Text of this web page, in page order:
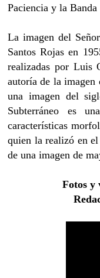
Paciencia y la
La imagen del
Santos Rojas en
realizadas por Luis
autoría de la
una imagen del
Subterráneo es
características
quien la realizó en
de una imagen de
Fotos y